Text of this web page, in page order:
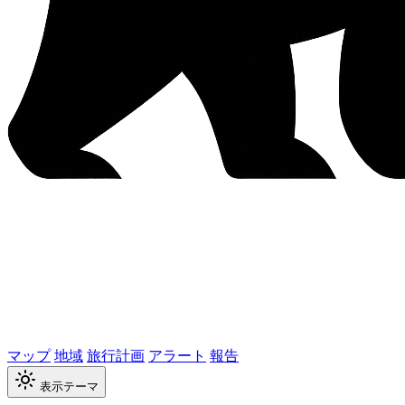
マップ地域旅行計画 アラート 報告
表示テーマ